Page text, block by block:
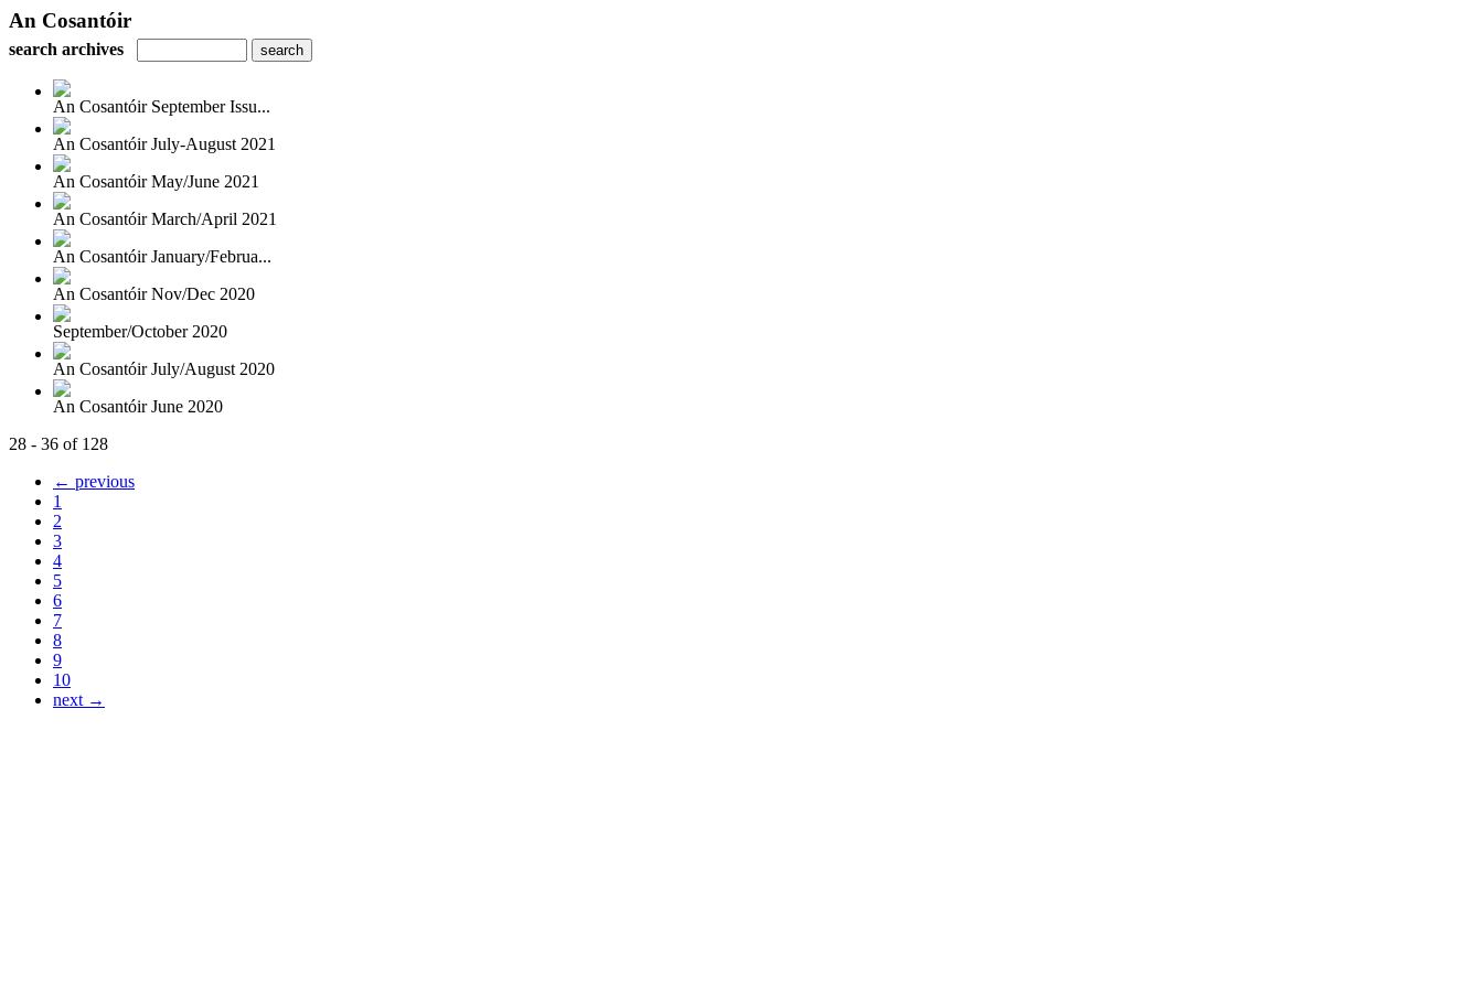
An Cosantóir
search archives
An Cosantóir September Issu...
An Cosantóir July-August 2021
An Cosantóir May/June 2021
An Cosantóir March/April 2021
An Cosantóir January/Februa...
An Cosantóir Nov/Dec 2020
September/October 2020
An Cosantóir July/August 2020
An Cosantóir June 2020
28 - 36 of 128
← previous
1
2
3
4
5
6
7
8
9
10
next →